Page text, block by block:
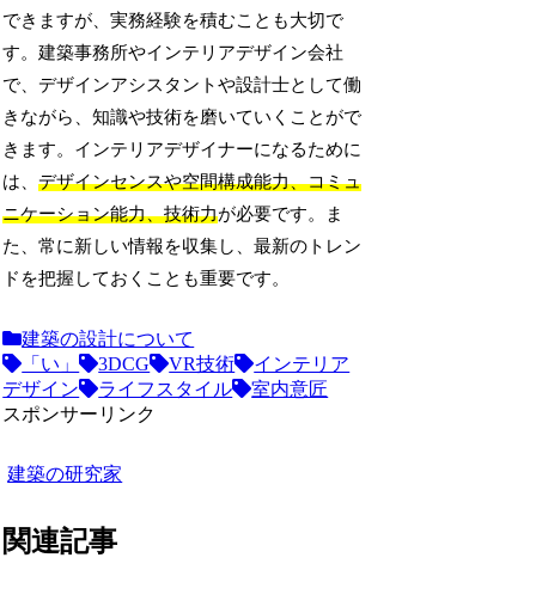
できますが、実務経験を積むことも大切で
す。建築事務所やインテリアデザイン会社
で、デザインアシスタントや設計士として働
きながら、知識や技術を磨いていくことがで
きます。インテリアデザイナーになるために
は、デザインセンスや空間構成能力、コミュ
ニケーション能力、技術力が必要です。ま
た、常に新しい情報を収集し、最新のトレン
ドを把握しておくことも重要です。
建築の設計について
「い」
3DCG VR技術
インテリア
デザイン
ライフスタイル
室内意匠
スポンサーリンク
建築の研究家
関連記事